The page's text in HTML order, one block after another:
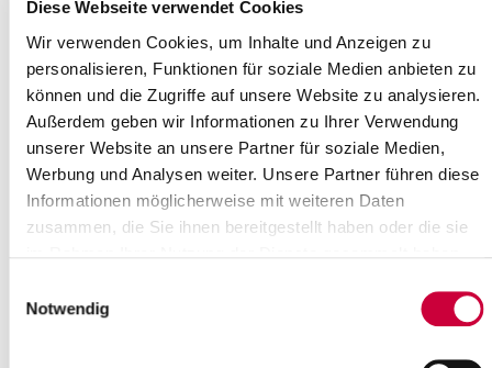
Diese Webseite verwendet Cookies
Wir verwenden Cookies, um Inhalte und Anzeigen zu
personalisieren, Funktionen für soziale Medien anbieten zu
können und die Zugriffe auf unsere Website zu analysieren.
Außerdem geben wir Informationen zu Ihrer Verwendung
unserer Website an unsere Partner für soziale Medien,
Werbung und Analysen weiter. Unsere Partner führen diese
Informationen möglicherweise mit weiteren Daten
zusammen, die Sie ihnen bereitgestellt haben oder die sie
Notwendig
Where exactly?
Category:
Gottesdienste
Source
Ev.-Luth. Kirchengemeinde Wewelsfleth
Schulstraße 2
25599 Wewelsfleth
Phone:+49 4829 380
Back to selection